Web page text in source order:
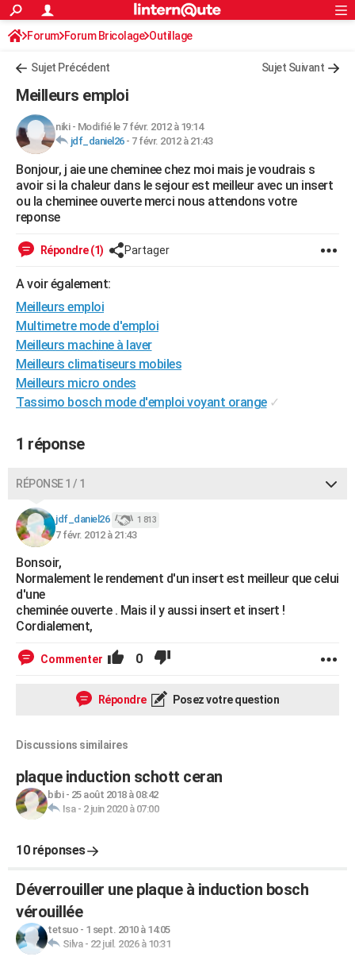
ACTUALITÉS
Politique
Société
Faits Divers
Education
Monde
Villes
+
FINANCE
Retraite
Impôts
Epargne
Immobilier
Risques naturels par ville
Banque
Assurance
Crédit
AUTO
Essais
Réserver un essai
Citadines
Berlines
SUV
Forum auto
+HIGH-TECH
Mobiles
Meilleur smartphone
Internet
Ordinateurs
Jeux vidéo
Guide high-tech
+BRICOLAGE
Forum
Aménagement intérieur
Extérieur
Cuisine
Salle de bains
Jardinage
Rangement
WEEK-END
LIFESTYLE
Art de vivre
Bien-être
Loisirs
Mode
Modes de vie
SANTE
Alimentation
Guide de la santé
Maladies
Médicaments
Sommeil
VOYAGE
Destinations
City break
Voyage nature
Voyage de noces
Forum
Climat
+PHOTO
GUIDES D'ACHAT
BONS PLANS
Dictionnaire
Biographies
Citations
Expressions
Proverbes
PROGRAMME TV
COPAINS D'AVANT
S'inscrire
Se connecter
Lycées
Collèges
Primaires
Universités
Entreprises
Service militaire
Avis de recherche
AVIS DE DÉCÈS
FORUM
Bricolage
Lifestyle
Culture
Sport
Auto
Television
Voyage
Cinema
S'inscrire
Connexion
Forum Forum Bricolage Outillage
Sujet Précédent Sujet Suivant
Meilleurs emploi
niki- Modifié le 7 févr. 2012 à 19:14
jdf_daniel26- 7 févr. 2012 à 21:43
Bonjour, j aie une cheminee chez moi mais je voudrais s
avoir si la chaleur dans le sejour est meilleur avec un insert
ou la cheminee ouverte merci nous attendons votre
reponse
Répondre (1) Partager
A voir également:
Meilleurs emploi
Multimetre mode d'emploi
Meilleurs machine à laver
Meilleurs climatiseurs mobiles
Meilleurs micro ondes
Tassimo bosch mode d'emploi voyant orange ✓
1 réponse
RÉPONSE 1 / 1
jdf_daniel26 1 813
7 févr. 2012 à 21:43
Bonsoir,
Normalement le rendement d'un insert est meilleur que celui
d'une
cheminée ouverte . Mais il y aussi insert et insert !
Cordialement,
Commenter 0
Répondre Posez votre question
Discussions similaires
plaque induction schott ceran
bibi- 25 août 2018 à 08:42
Isa- 2 juin 2020 à 07:00
10 réponses
Déverrouiller une plaque à induction bosch
vérouillée
tetsuo- 1 sept. 2010 à 14:05
Silva- 22 juil. 2026 à 10:31